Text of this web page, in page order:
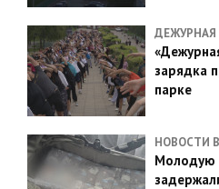
ДЕЖУРНАЯ
зарядка
парке
НОВОСТИ
Молодую